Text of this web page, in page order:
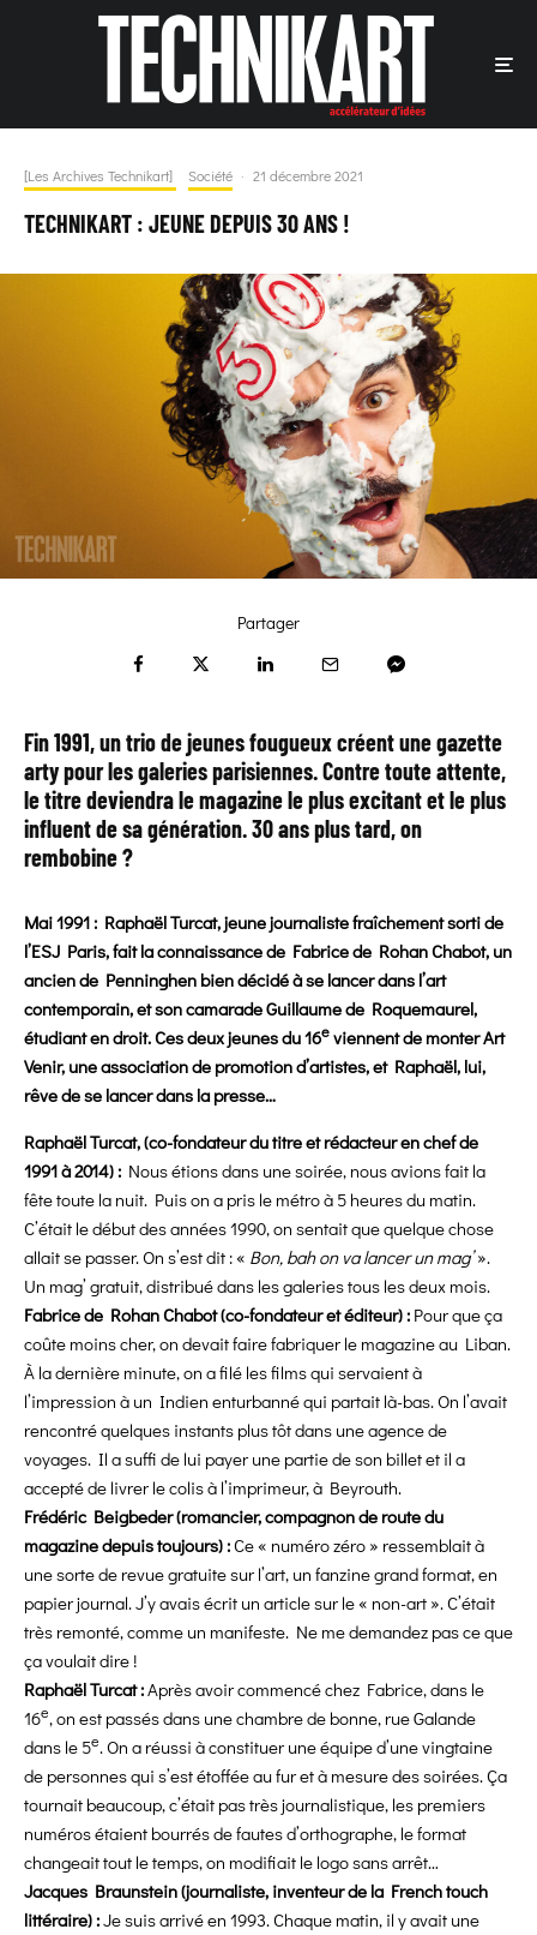
[Les Archives Technikart] Société · 21 décembre 2021
TECHNIKART : JEUNE DEPUIS 30 ANS !
Partager
Fin 1991, un trio de jeunes fougueux créent une gazette
arty pour les galeries parisiennes. Contre toute attente,
le titre deviendra le magazinele plus excitant et le plus
influentde sa génération. 30 ans plus tard, on
rembobine ?
Mai 1991 : Raphaël Turcat, jeune journaliste fraîchement sorti de
l’ESJ Paris, fait la connaissance de Fabrice de Rohan Chabot, un
ancien de Penninghen bien décidé à se lancer dans l’art
contemporain, et son camarade Guillaume de Roquemaurel,
étudiant en droit. Ces deux jeunes du 16eviennent de monter Art
Venir, une association de promotion d’artistes, et Raphaël, lui,
rêve de se lancer dans la presse…
Raphaël Turcat, (co-fondateur du titre et rédacteur en chef de
1991 à 2014) : Nous étions dans une soirée, nous avions fait la
fête toute la nuit. Puis on a pris le métro à 5 heures du matin.
C’était le début des années 1990, on sentait que quelque chose
allait se passer. On s’est dit : « Bon, bah on va lancer un mag’».
Un mag’ gratuit, distribué dans les galeries tous les deux mois.
Fabrice de Rohan Chabot (co-fondateur et éditeur) : Pour que ça
coûte moins cher, on devait faire fabriquer le magazine au Liban.
À la dernière minute, on a filé les films qui servaient à
l’impression à un Indien enturbanné qui partait là-bas. On l’avait
rencontré quelques instants plus tôt dans une agence de
voyages. Il a suffi de lui payer une partie de son billet et il a
accepté de livrer le colis à l’imprimeur, à Beyrouth.
Frédéric Beigbeder (romancier, compagnon de route du
magazine depuis toujours) :Ce « numéro zéro » ressemblait à
une sorte de revue gratuite sur l’art, un fanzine grand format, en
papier journal. J’y avais écrit un article sur le « non-art ». C’était
très remonté, comme un manifeste. Ne me demandez pas ce que
ça voulait dire !
Raphaël Turcat :Après avoir commencé chez Fabrice, dans le
16e, on est passés dans une chambre de bonne, rue Galande
dans le 5e. On a réussi à constituer une équipe d’une vingtaine
de personnes qui s’est étoffée au fur et à mesure des soirées. Ça
tournait beaucoup, c’était pas très journalistique, les premiers
numéros étaient bourrés de fautes d’orthographe, le format
changeait tout le temps, on modifiait le logo sans arrêt…
Jacques Braunstein (journaliste, inventeur de la French touch
littéraire) :Je suis arrivé en 1993. Chaque matin, il y avait une